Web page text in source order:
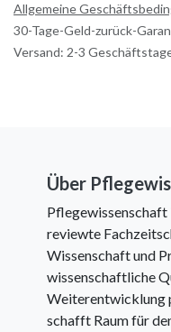
Allgemeine
30-Tage-Geld-zurück-
Versand: 2-3
Über
reviewte
Wissenschaft und
wissenschaftliche
Weiterentwicklung
schafft Raum für